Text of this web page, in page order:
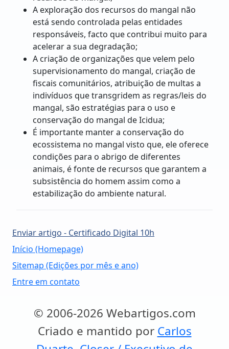
A exploração dos recursos do mangal não
está sendo controlada pelas entidades
responsáveis, facto que contribui muito para
acelerar a sua degradação;
A criação de organizações que velem pelo
supervisionamento do mangal, criação de
fiscais comunitários, atribuição de multas a
indivíduos que transgridem as regras/leis do
mangal, são estratégias para o uso e
conservação do mangal de Icidua;
É importante manter a conservação do
ecossistema no mangal visto que, ele oferece
condições para o abrigo de diferentes
animais, é fonte de recursos que garantem a
subsistência do homem assim como a
estabilização do ambiente natural.
Enviar artigo - Certificado Digital 10h
Início (Homepage)
Sitemap (Edições por mês e ano)
Entre em contato
© 2006-2026 Webartigos.com
Criado e mantido por Carlos